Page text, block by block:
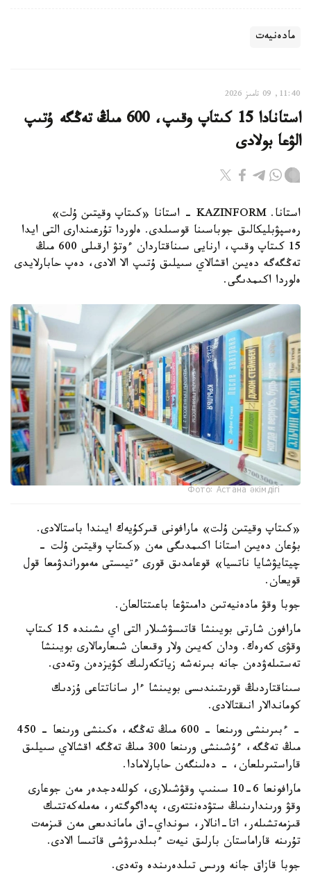
مادەنيەت
11:40, 09 تامىز 2026
استانادا 15 كىتاپ وقىپ، 600 مىڭ تەڭگە ۇتىپ
الۋعا بولادى
استانا. KAZINFORM - استانا «كىتاپ وقيتىن ۇلت»
رەسپۋبليكالىق جوباسىنا قوسىلدى. ەلوردا تۇرعىندارى التى ايدا
15 كىتاپ وقىپ، ارنايى سىناقتاردان ءوتۋ ارقىلى 600 مىڭ
تەڭگەگە دەيىن اقشالاي سىيلىق ۇتىپ الا الادى، دەپ حابارلايدى
ەلوردا اكىمدىگى.
Фото: Астана әкімдігі
«كىتاپ وقيتىن ۇلت» مارافونى قىركۇيەك ايىندا باستالادى.
بۇعان دەيىن استانا اكىمدىگى مەن «كىتاپ وقيتىن ۇلت -
چيتايۋشايا ناتسيا» قوعامدىق قورى ءتيىستى مەموراندۋمعا قول
قويعان.
جوبا وقۋ مادەنيەتىن دامىتۋعا باعىتتالعان.
مارافون شارتى بويىنشا قاتىسۋشىلار التى اي ىشىندە 15 كىتاپ
وقۋى كەرەك. ودان كەيىن ولار وقىعان شىعارمالارى بويىنشا
تەستىلەۋدەن جانە بىرنەشە زياتكەرلىك كۋيزدەن وتەدى.
سىناقتاردىڭ قورىتىندىسى بويىنشا ءار ساناتتاعى ۇزدىك
كوماندالار انىقتالادى.
- ءبىرىنشى ورىنعا - 600 مىڭ تەڭگە، ەكىنشى ورىنعا - 450
مىڭ تەڭگە، ءۇشىنشى ورىنعا 300 مىڭ تەڭگە اقشالاي سىيلىق
قاراستىرىلعان، - دەلىنگەن حابارلامادا.
مارافونعا 6-10 سىنىپ وقۋشىلارى، كوللەدجدەر مەن جوعارى
وقۋ ورىندارىنىڭ ستۋدەنتتەرى، پەداگوگتەر، مەملەكەتتىك
قىزمەتشىلەر، اتا-انالار، سونداي-اق ماماندىعى مەن قىزمەت
تۇرىنە قاراماستان بارلىق نيەت ءبىلدىرۋشى قاتىسا الادى.
جوبا قازاق جانە ورىس تىلدەرىندە وتەدى.